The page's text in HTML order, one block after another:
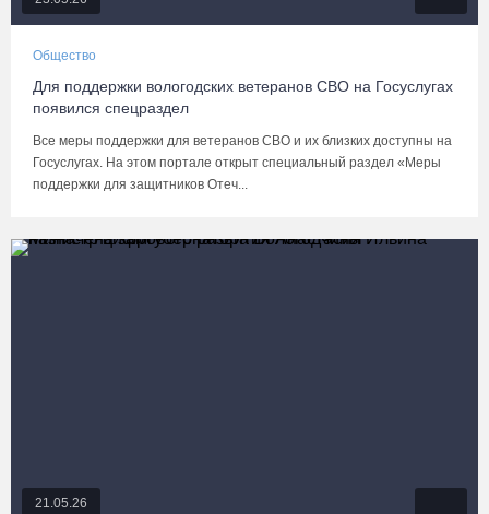
Общество
Для поддержки вологодских ветеранов СВО на Госуслугах
появился спецраздел
Все меры поддержки для ветеранов СВО и их близких доступны на
Госуслугах. На этом портале открыт специальный раздел «Меры
поддержки для защитников Отеч...
21.05.26